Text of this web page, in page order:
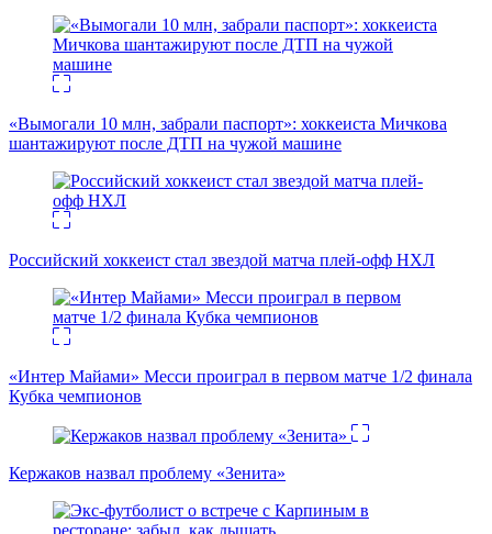
«Вымогали 10 млн, забрали паспорт»: хоккеиста Мичкова
шантажируют после ДТП на чужой машине
Российский хоккеист стал звездой матча плей-офф НХЛ
«Интер Майами» Месси проиграл в первом матче 1/2 финала
Кубка чемпионов
Кержаков назвал проблему «Зенита»